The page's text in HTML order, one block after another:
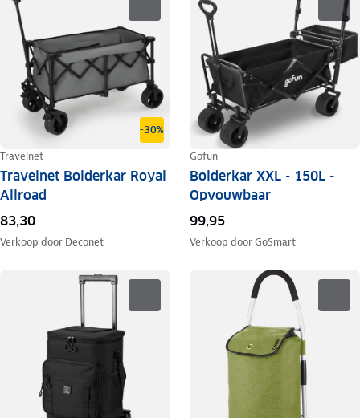
-30%
Travelnet
Travelnet Bolderkar Royal
Allroad
83,30
Verkoop door Deconet
Gofun
Bolderkar XXL - 150L -
Opvouwbaar
99,95
Verkoop doorGoSmart